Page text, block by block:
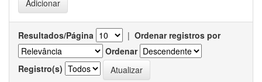
Resultados/Página | Ordenar registros por
Ordenar
Registro(s)